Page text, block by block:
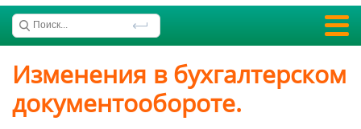
Изменения в бухгалтерском
документообороте.